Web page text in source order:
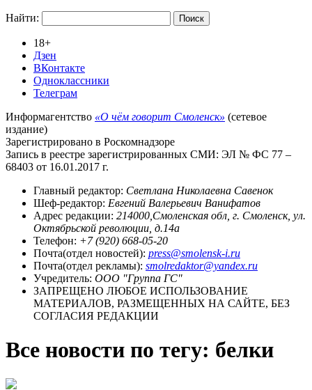
Найти:
18+
Дзен
ВКонтакте
Одноклассники
Телеграм
Информагентство «О чём говорит Смоленск» (сетевое
издание)
Зарегистрировано в Роскомнадзоре
Запись в реестре зарегистрированных СМИ: ЭЛ № ФС 77 –
68403 от 16.01.2017 г.
Главный редактор: Светлана Николаевна Савенок
Шеф-редактор: Евгений Валерьевич Ванифатов
Адрес редакции: 214000,Смоленская обл, г. Смоленск, ул.
Октябрьской революции, д.14а
Телефон: +7 (920) 668-05-20
Почта(отдел новостей): press@smolensk-i.ru
Почта(отдел рекламы): smolredaktor@yandex.ru
Учредитель: ООО "Группа ГС"
ЗАПРЕЩЕНО ЛЮБОЕ ИСПОЛЬЗОВАНИЕ
МАТЕРИАЛОВ, РАЗМЕЩЕННЫХ НА САЙТЕ, БЕЗ
СОГЛАСИЯ РЕДАКЦИИ
Все новости по тегу: белки